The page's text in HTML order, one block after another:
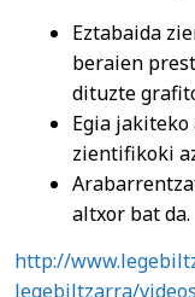
Eztabaida
beraien
dituzte
Egia jakiteko
zientifikoki
altxor bat da.
http://
legebiltzarra/